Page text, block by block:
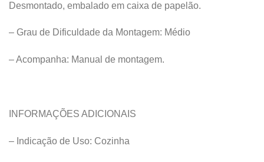
Desmontado, embalado em caixa de papelão.
– Grau de Dificuldade da Montagem: Médio
– Acompanha: Manual de montagem.
INFORMAÇÕES ADICIONAIS
– Indicação de Uso: Cozinha